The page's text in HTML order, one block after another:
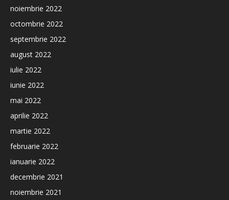
noiembrie 2022
octombrie 2022
septembrie 2022
august 2022
iulie 2022
iunie 2022
mai 2022
aprilie 2022
martie 2022
februarie 2022
ianuarie 2022
decembrie 2021
noiembrie 2021